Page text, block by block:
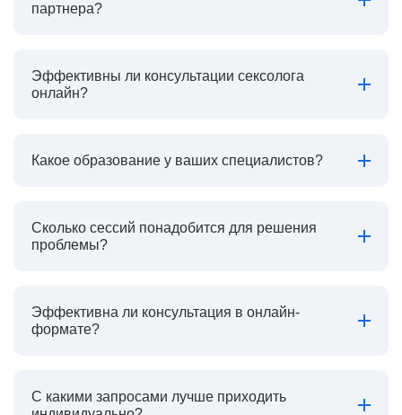
партнера?
Эффективны ли консультации сексолога
онлайн?
Какое образование у ваших специалистов?
Сколько сессий понадобится для решения
проблемы?
Эффективна ли консультация в онлайн-
формате?
С какими запросами лучше приходить